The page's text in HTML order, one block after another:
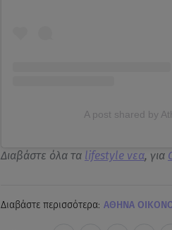
A post shared by
Διαβάστε όλα τα lifestyle νεα, για
Διαβάστε περισσότερα: ΑΘΗΝΑ